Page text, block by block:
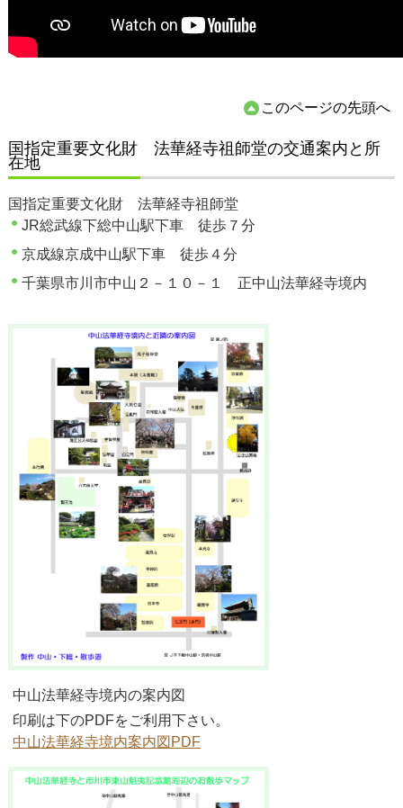
このページの先頭へ
国指定重要文化財 法華経寺祖師堂の交通案内と所
在地
国指定重要文化財 法華経寺祖師堂
JR総武線下総中山駅下車 徒歩７分
京成線京成中山駅下車 徒歩４分
千葉県市川市中山２－１０－１ 正中山法華経寺境内
中山法華経寺境内の案内図
印刷は下のPDFをご利用下さい。
中山法華経寺境内案内図PDF